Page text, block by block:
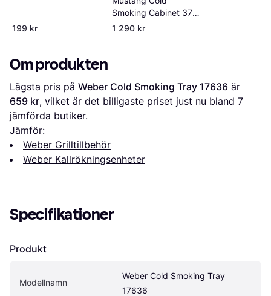
199 kr
Smoking Cabinet 37 x
32 cm
1 290 kr
Om produkten
Lägsta pris på Weber Cold Smoking Tray 17636
659 kr, vilket är det billigaste priset just nu bland 7
jämförda butiker.
Jämför:
Weber Grilltillbehör
Weber Kallrökningsenheter
Specifikationer
Produkt
Modellnamn
Weber Cold Smoking Tray
17636